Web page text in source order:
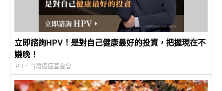
立即諮詢HPV！是對自己健康最好的投資，把握現在不
嫌晚！
PR・台灣癌症基金會